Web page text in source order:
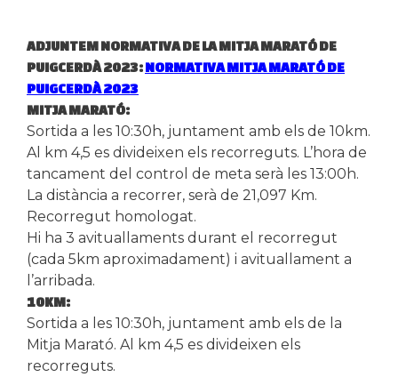
ADJUNTEM NORMATIVA DE LA MITJA MARATÓ DE
PUIGCERDÀ 2023:NORMATIVA MITJA MARATÓ DE
PUIGCERDÀ 2023
MITJA MARATÓ:
Sortida a les 10:30h, juntament amb els de 10km.
Al km 4,5 es divideixen els recorreguts. L’hora de
tancament del control de meta serà les 13:00h.
La distància a recorrer, serà de 21,097 Km.
Recorregut homologat.
Hi ha 3 avituallaments durant el recorregut
(cada 5km aproximadament) i avituallament a
l’arribada.
10KM:
Sortida a les 10:30h, juntament amb els de la
Mitja Marató. Al km 4,5 es divideixen els
recorreguts.